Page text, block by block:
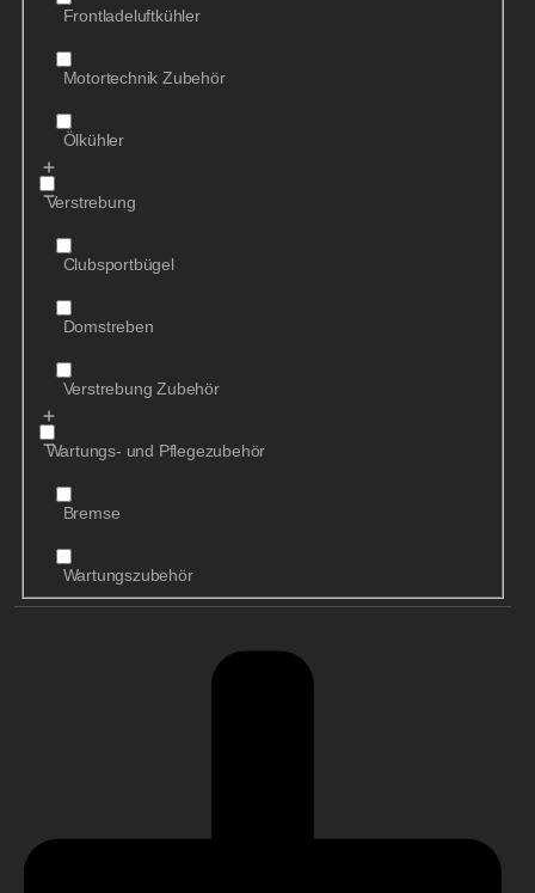
Frontladeluftkühler
Motortechnik Zubehör
Ölkühler
Verstrebung
Clubsportbügel
Domstreben
Verstrebung Zubehör
Wartungs- und Pflegezubehör
Bremse
Wartungszubehör